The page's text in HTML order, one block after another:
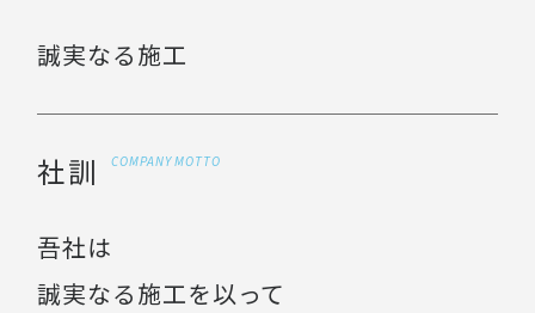
誠実なる施工
社訓 COMPANY MOTTO
吾社は
誠実なる施工を以って